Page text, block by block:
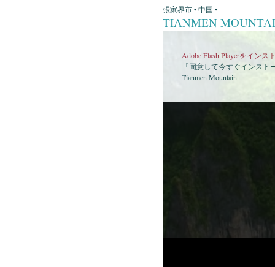
張家界市 • 中国 •
TIANMEN
Adobe Flash Playerをインス
「同意して今すぐインス
Tianmen Mountain